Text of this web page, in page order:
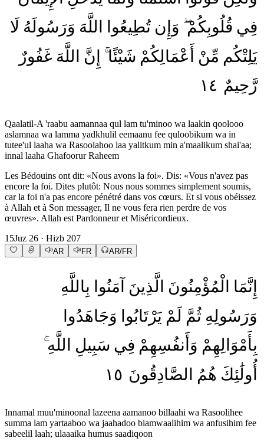
فِي قُلُوبِكُمْ وَإِن تُطِيعُوا اللَّهَ وَرَسُولَهُ لَا
يَلِتْكُم مِّنْ أَعْمَالِكُمْ شَيْئًا إِنَّ اللَّهَ غَفُورٌ
رَّحِيمٌ ١٤
Qaalatil-A 'raabu aamannaa qul lam tu'minoo wa laakin qoolooo
aslamnaa wa lamma yadkhulil eemaanu fee quloobikum wa in
tutee'ul laaha wa Rasoolahoo laa yalitkum min a'maalikum shai'aa;
innal laaha Ghafoorur Raheem
Les Bédouins ont dit: «Nous avons la foi». Dis: «Vous n'avez pas
encore la foi. Dites plutôt: Nous nous sommes simplement soumis,
car la foi n'a pas encore pénétré dans vos cœurs. Et si vous obéissez
à Allah et à Son messager, Il ne vous fera rien perdre de vos
œuvres». Allah est Pardonneur et Miséricordieux.
15Juz 26 · Hizb 207
AR FR AR/FR
إِنَّمَا الْمُؤْمِنُونَ الَّذِينَ آمَنُوا بِاللَّهِ
وَرَسُولِهِ ثُمَّ لَمْ يَرْتَابُوا وَجَاهَدُوا
بِأَمْوَالِهِمْ وَأَنفُسِهِمْ فِي سَبِيلِ
اللَّهِ
أُولَٰئِكَ هُمُ الصَّادِقُونَ ١٥
Innamal muu'minoonal lazeena aamanoo billaahi wa Rasoolihee
summa lam yartaaboo wa jaahadoo biamwaalihim wa anfusihim fee
sabeelil laah; ulaaaika humus saadiqoon